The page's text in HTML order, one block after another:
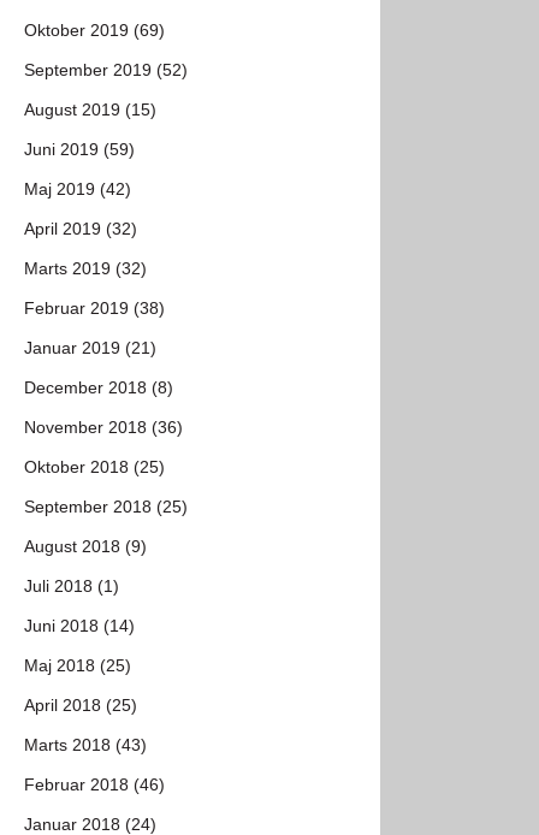
Oktober 2019 (69)
September 2019 (52)
August 2019 (15)
Juni 2019 (59)
Maj 2019 (42)
April 2019 (32)
Marts 2019 (32)
Februar 2019 (38)
Januar 2019 (21)
December 2018 (8)
November 2018 (36)
Oktober 2018 (25)
September 2018 (25)
August 2018 (9)
Juli 2018 (1)
Juni 2018 (14)
Maj 2018 (25)
April 2018 (25)
Marts 2018 (43)
Februar 2018 (46)
Januar 2018 (24)